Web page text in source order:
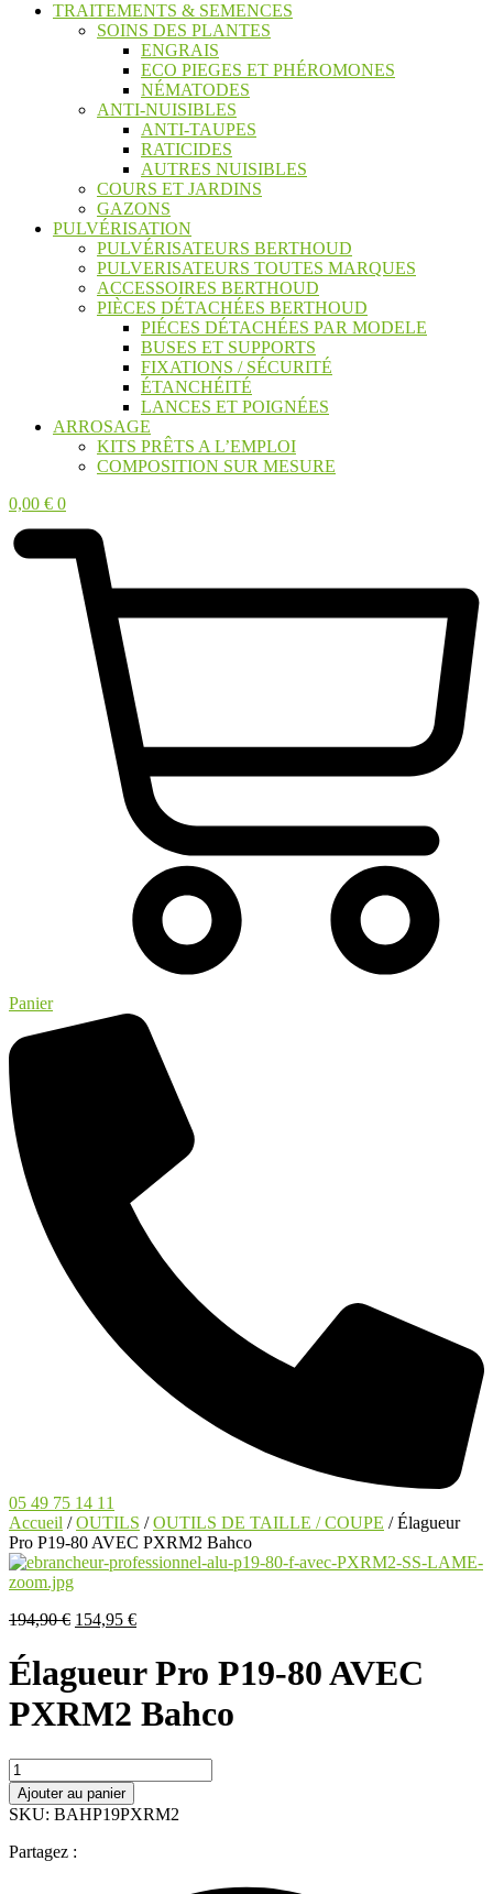
TRAITEMENTS & SEMENCES
SOINS DES PLANTES
ENGRAIS
ECO PIEGES ET PHÉROMONES
NÉMATODES
ANTI-NUISIBLES
ANTI-TAUPES
RATICIDES
AUTRES NUISIBLES
COURS ET JARDINS
GAZONS
PULVÉRISATION
PULVÉRISATEURS BERTHOUD
PULVERISATEURS TOUTES MARQUES
ACCESSOIRES BERTHOUD
PIÈCES DÉTACHÉES BERTHOUD
PIÉCES DÉTACHÉES PAR MODELE
BUSES ET SUPPORTS
FIXATIONS / SÉCURITÉ
ÉTANCHÉITÉ
LANCES ET POIGNÉES
ARROSAGE
KITS PRÊTS A L’EMPLOI
COMPOSITION SUR MESURE
0,00 € 0
Panier
05 49 75 14 11
Accueil /OUTILS /OUTILS DE TAILLE / COUPE / Élagueur
Pro P19-80 AVEC PXRM2 Bahco
194,90€ Le
était :
194,90 €.
154,95 €Le
actuel
est :
154,95 €.
Élagueur Pro P19-80 AVEC
PXRM2 Bahco
quantité
de
Élagueur
Pro
P19-
Ajouter au panier
SKU: BAHP19PXRM2
Partagez :